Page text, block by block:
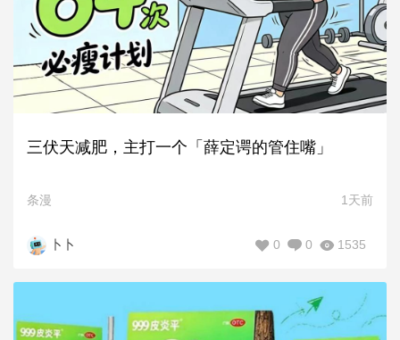
三伏天减肥，主打一个「薛定谔的管住嘴」
条漫 1天前
卜卜 1535
0
0